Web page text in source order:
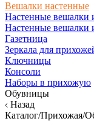
Вешалки настенные
Настенные вешалки
Настенные вешалки
Газетница
Зеркала для
Ключницы
Консоли
Наборы в прихожую
Обувницы
Назад
Каталог/Прихожая/